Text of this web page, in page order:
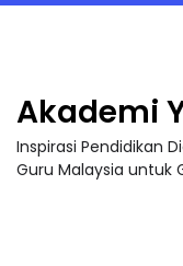
Akademi
Inspirasi Pendidikan
Guru Malaysia untuk